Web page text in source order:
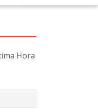
Hora